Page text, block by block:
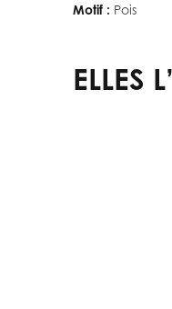
Motif : Pois
ELLES